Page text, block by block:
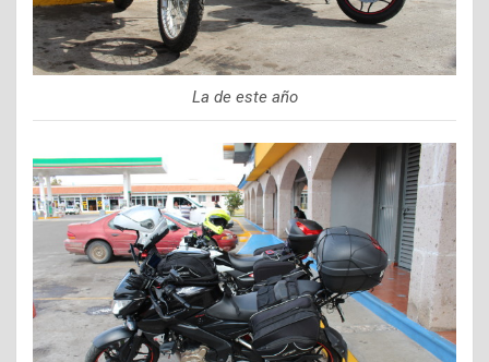
La de este año